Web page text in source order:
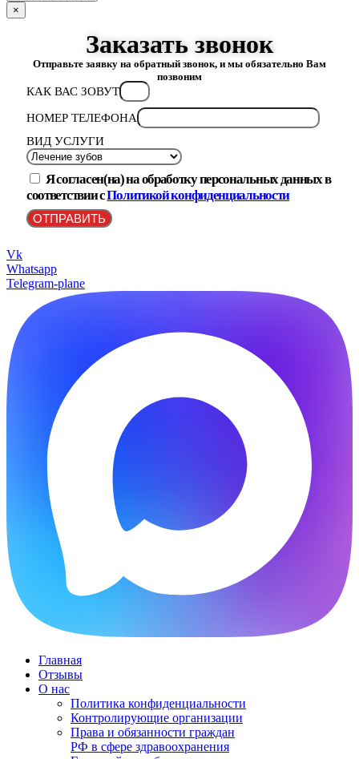
×
Заказать звонок
Отправьте заявку на обратный звонок, и мы обязательно Вам
позвоним
КАК ВАС ЗОВУТ
НОМЕР ТЕЛЕФОНА
ВИД УСЛУГИ
Я согласен(на) на обработку персональных данных в
соответствии сПолитикой конфиденциальности
ОТПРАВИТЬ
Vk
Whatsapp
Telegram-plane
Главная
Отзывы
О нас
Политика конфиденциальности
Контролирующие организации
Права и обязанности граждан
РФ в сфере здравоохранения